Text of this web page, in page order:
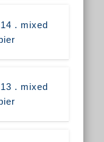
. mixed
. mixed